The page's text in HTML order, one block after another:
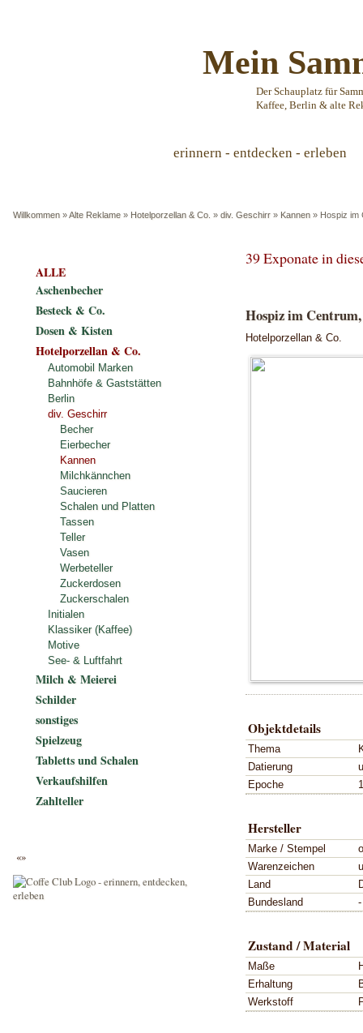
Mein
Der Schauplatz für
Kaffee, Berlin & alte
erinnern - entdecken - erleben
Willkommen »Alte Reklame » Hotelporzellan & Co. » div. Geschirr » Kannen » Hospiz im
39 Exponate in
Hospiz im
Hotelporzellan & Co.
Objektdetails
Thema
Datierung
Epoche
Hersteller
Marke / Stempel
Warenzeichen
Land
Bundesland
-
Zustand / Material
Maße
Erhaltung
Werkstoff
ALLE
Aschenbecher
Besteck & Co.
Dosen & Kisten
Hotelporzellan & Co.
Automobil Marken
Bahnhöfe & Gaststätten
Berlin
div. Geschirr
Becher
Eierbecher
Kannen
Milchkännchen
Saucieren
Schalen und Platten
Tassen
Teller
Vasen
Werbeteller
Zuckerdosen
Zuckerschalen
Initialen
Klassiker (Kaffee)
Motive
See- & Luftfahrt
Milch & Meierei
Schilder
sonstiges
Spielzeug
Tabletts und Schalen
Verkaufshilfen
Zahlteller
«»